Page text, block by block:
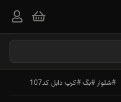
#شلوار #بگ #کرپ دابل کد107